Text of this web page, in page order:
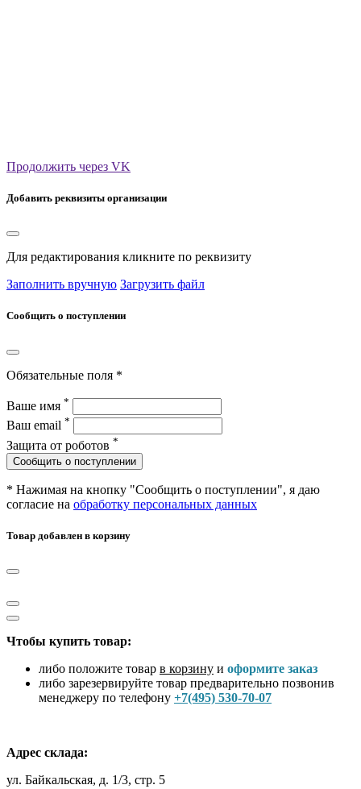
Продолжить через VK
Добавить реквизиты организации
Для редактирования кликните по реквизиту
Заполнить вручную Загрузить файл
Сообщить о поступлении
Обязательные поля *
Ваше имя *
Ваш email *
Защита от роботов *
Сообщить о поступлении
* Нажимая на кнопку "Сообщить о поступлении", я даю
согласие на обработку персональных данных
Товар добавлен в корзину
Чтобы купить товар:
либо положите товар в корзину и оформите заказ
либо зарезервируйте товар предварительно позвонив
менеджеру по телефону +7(495) 530-70-07
Адрес склада:
ул. Байкальская, д. 1/3, стр. 5